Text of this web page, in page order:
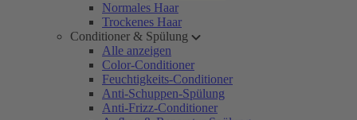
Normales Haar
Trockenes Haar
Conditioner & Spülung
Alle anzeigen
Color-Conditioner
Feuchtigkeits-Conditioner
Anti-Schuppen-Spülung
Anti-Frizz-Conditioner